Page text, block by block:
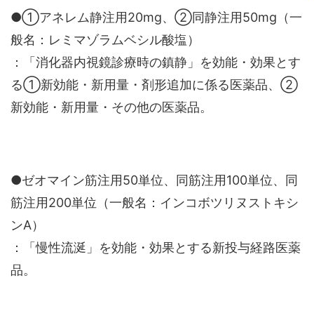
●①アネレム静注用20mg、②同静注用50mg（一
般名：レミマゾラムベシル酸塩）
：「消化器内視鏡診療時の鎮静」を効能・効果とす
る①新効能・新用量・剤形追加に係る医薬品、②
新効能・新用量・その他の医薬品。
●ゼオマイン筋注用50単位、同筋注用100単位、同
筋注用200単位（一般名：インコボツリヌストキシ
ンA）
：「慢性流涎」を効能・効果とする新投与経路医薬
品。